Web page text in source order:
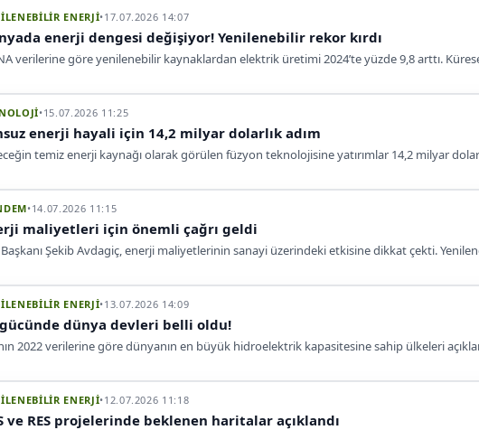
ENERJİ•17.07.2026 14:07
enerji dengesi değişiyor! Yenilenebilir rekor kırdı
verilerine göre yenilenebilir kaynaklardan elektrik üretimi 2024’te yüzde 9,8 arttı.
•15.07.2026 11:25
enerji hayali için 14,2 milyar dolarlık adım
temiz enerji kaynağı olarak görülen füzyon teknolojisine yatırımlar 14,2 milyar
•14.07.2026 11:15
maliyetleri için önemli çağrı geldi
Şekib Avdagiç, enerji maliyetlerinin sanayi üzerindeki etkisine dikkat çekti.
ENERJİ•13.07.2026 14:09
dünya devleri belli oldu!
2022 verilerine göre dünyanın en büyük hidroelektrik kapasitesine sahip ülkeleri
ENERJİ•12.07.2026 11:18
ve RES projelerinde beklenen haritalar açıklandı